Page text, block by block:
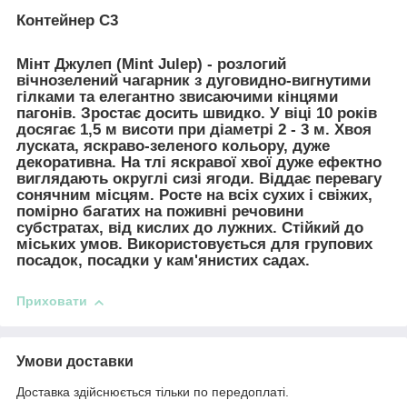
Контейнер С3
Мінт Джулеп (Mint Julep) - розлогий
вічнозелений чагарник з дуговидно-вигнутими
гілками та елегантно звисаючими кінцями
пагонів. Зростає досить швидко. У віці 10 років
досягає 1,5 м висоти при діаметрі 2 - 3 м. Хвоя
луската, яскраво-зеленого кольору, дуже
декоративна. На тлі яскравої хвої дуже ефектно
виглядають округлі сизі ягоди. Віддає перевагу
сонячним місцям. Росте на всіх сухих і свіжих,
помірно багатих на поживні речовини
субстратах, від кислих до лужних. Стійкий до
міських умов. Використовується для групових
посадок, посадки у кам'янистих садах.
Приховати
Умови доставки
Доставка здійснюється тільки по передоплаті.